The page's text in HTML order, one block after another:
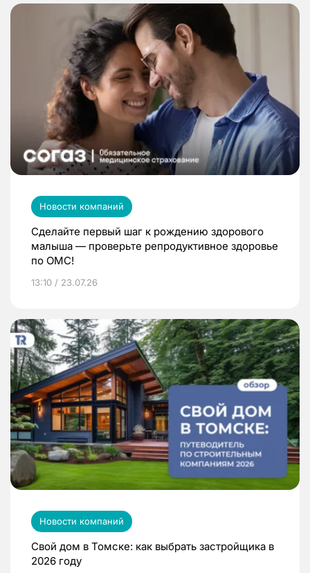
Новости компаний
Сделайте первый шаг к рождению здорового
малыша — проверьте репродуктивное здоровье
по ОМС!
13:10 / 23.07.26
Новости компаний
Свой дом в Томске: как выбрать застройщика в
2026 году